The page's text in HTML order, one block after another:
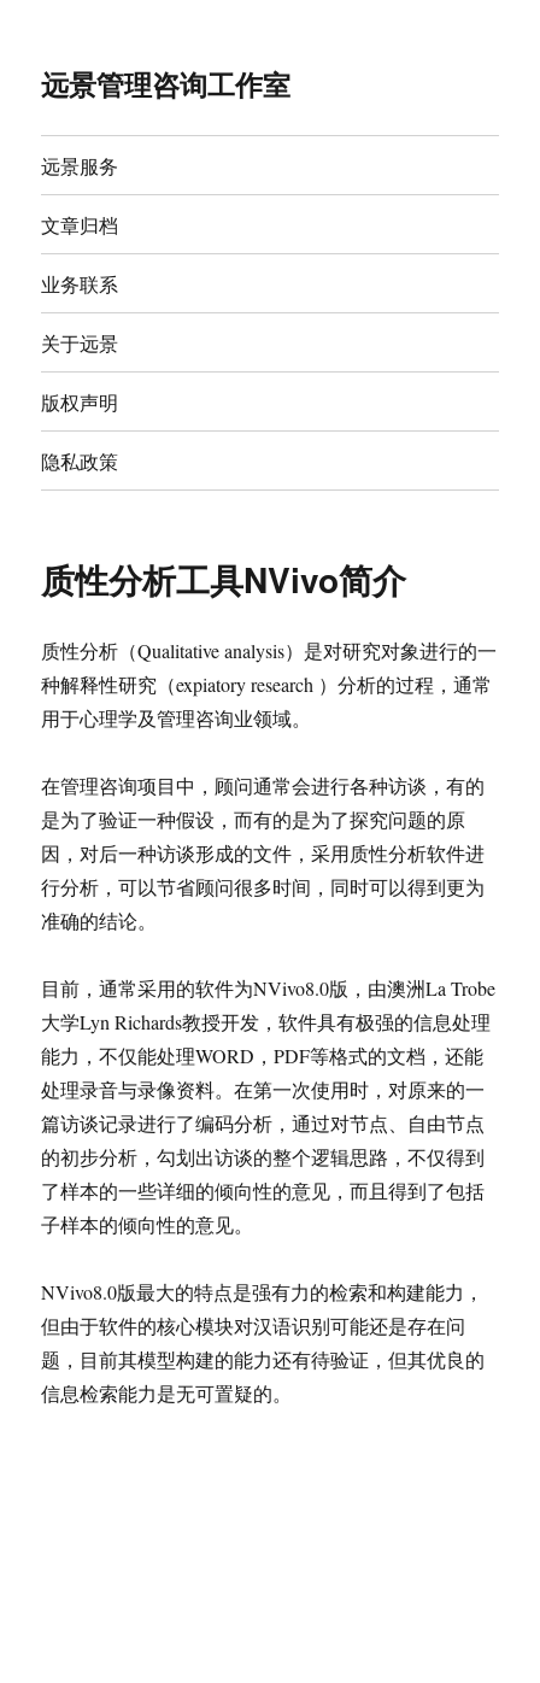
远景管理咨询工作室
远景服务
文章归档
业务联系
关于远景
版权声明
隐私政策
质性分析工具NVivo简介
质性分析（Qualitative analysis）是对研究对象进行的一
种解释性研究（expiatory research ）分析的过程，通常
用于心理学及管理咨询业领域。
在管理咨询项目中，顾问通常会进行各种访谈，有的
是为了验证一种假设，而有的是为了探究问题的原
因，对后一种访谈形成的文件，采用质性分析软件进
行分析，可以节省顾问很多时间，同时可以得到更为
准确的结论。
目前，通常采用的软件为NVivo8.0版，由澳洲La Trobe
大学Lyn Richards教授开发，软件具有极强的信息处理
能力，不仅能处理WORD，PDF等格式的文档，还能
处理录音与录像资料。在第一次使用时，对原来的一
篇访谈记录进行了编码分析，通过对节点、自由节点
的初步分析，勾划出访谈的整个逻辑思路，不仅得到
了样本的一些详细的倾向性的意见，而且得到了包括
子样本的倾向性的意见。
NVivo8.0版最大的特点是强有力的检索和构建能力，
但由于软件的核心模块对汉语识别可能还是存在问
题，目前其模型构建的能力还有待验证，但其优良的
信息检索能力是无可置疑的。